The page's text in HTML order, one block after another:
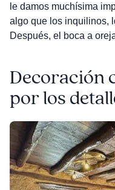
le damos muchísima
algo que los inquilinos,
Después, el boca a
Decoración
por los